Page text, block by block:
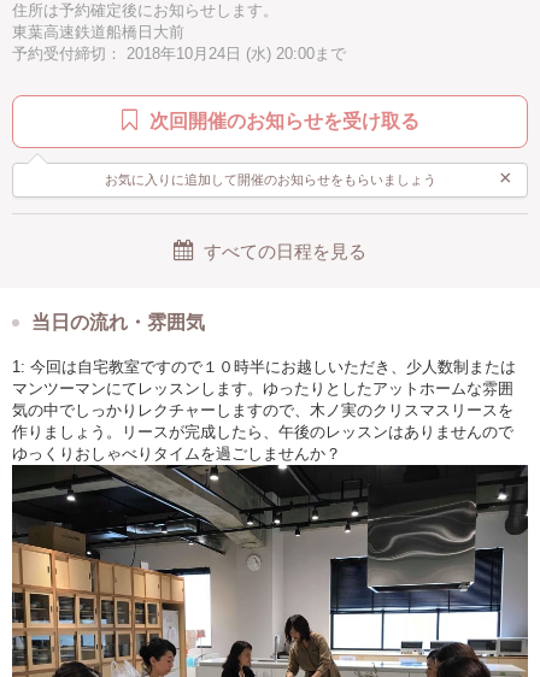
住所は予約確定後にお知らせします。
東葉高速鉄道船橋日大前
予約受付締切： 2018年10月24日 (水) 20:00まで
次回開催のお知らせを受け取る
お気に入りに追加して開催のお知らせをもらいましょう ×
すべての日程を見る
当日の流れ・雰囲気
1: 今回は自宅教室ですので１０時半にお越しいただき、少人数制または
マンツーマンにてレッスンします。ゆったりとしたアットホームな雰囲
気の中でしっかりレクチャーしますので、木ノ実のクリスマスリースを
作りましょう。リースが完成したら、午後のレッスンはありませんので
ゆっくりおしゃべりタイムを過ごしませんか？